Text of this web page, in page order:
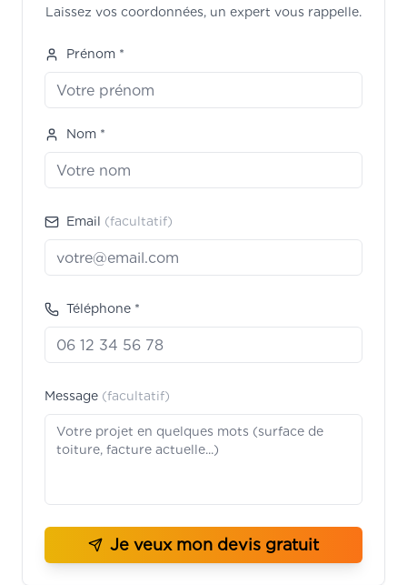
Laissez vos coordonnées, un expert vous rappelle.
Prénom *
Nom *
Email (facultatif)
Téléphone *
Message (facultatif)
Je veux mon devis gratuit